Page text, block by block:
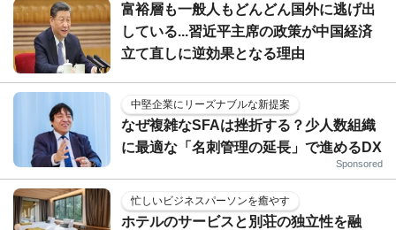
富裕層も一般人もどんどん国外に逃げ出
している...習近平主席の政策が中国経済
立て直しに逆効果となる理由
中堅企業にリーズナブルな新提案
なぜ複雑なSFAは挫折する？少人数組織
に最適な「名刺管理の延長」で進めるDX
Sponsored
忙しいビジネスパーソンを癒やす
ホテルのサービスと別荘の独立性を融